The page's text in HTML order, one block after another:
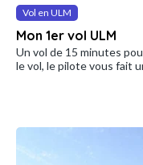
Vol en ULM
Mon 1er vol ULM
Un vol de 15 minutes
le vol, le pilote vous fait